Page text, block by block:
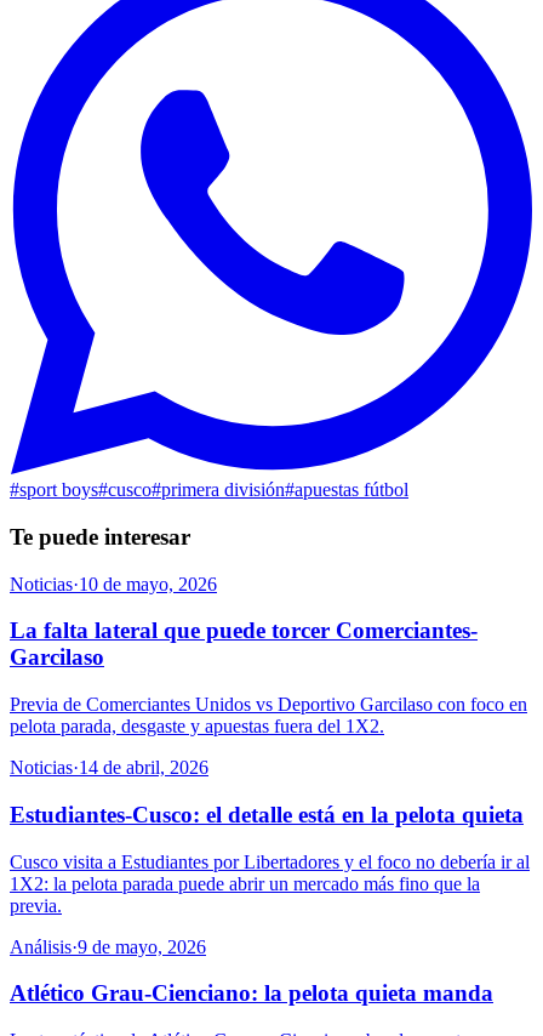
#sport boys#cusco#primera división#apuestas fútbol
Te puede interesar
Noticias·10 de mayo, 2026
La falta lateral que puede torcer Comerciantes-
Garcilaso
Previa de Comerciantes Unidos vs Deportivo Garcilaso con foco en
pelota parada, desgaste y apuestas fuera del 1X2.
Noticias·14 de abril, 2026
Estudiantes-Cusco: el detalle está en la pelota quieta
Cusco visita a Estudiantes por Libertadores y el foco no debería ir al
1X2: la pelota parada puede abrir un mercado más fino que la
previa.
Análisis·9 de mayo, 2026
Atlético Grau-Cienciano: la pelota quieta manda